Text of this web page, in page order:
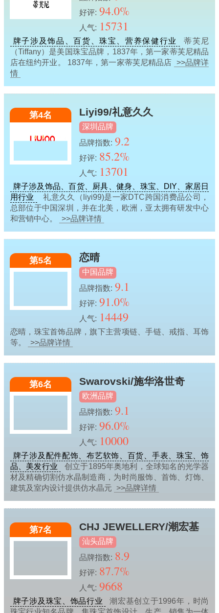
好评: 94.0%
人气: 15731
牌子涉及饰品、百货、珠宝、营养保健行业
蒂芙尼
（Tiffany）是美国珠宝品牌，1837年，第一家蒂芙尼精品
店在纽约开业。 1837年，第一家蒂芙尼精品店 >>品牌详
情
第4名 Liyi99/礼意久久
深圳品牌
品牌指数: 9.2
好评: 85.2%
人气: 13701
牌子涉及饰品、百货、厨具、健身、珠宝、DIY、家居日
用行业
礼意久久（liyi99)是一家DTC跨国消费品公司，
总部位于中国深圳，并在北美，欧洲，亚太拥有研发中心
和营销中心。
>>品牌详情
第5名 恋晴
中国品牌
品牌指数: 9.1
好评: 91.0%
人气: 14449
恋晴，珠宝首饰品牌，旗下主营项链、手链、戒指、耳饰
等。
>>品牌详情
第6名 Swarovski/施华洛世奇
欧洲品牌
品牌指数: 9.1
好评: 96.0%
人气: 10000
牌子涉及配件配饰、布艺软饰、百货、手表、珠宝、饰
品、美发行业
创立于1895年奥地利，全球知名的光学器
材及精确切割仿水晶制造商，为时尚服饰、首饰、灯饰、
建筑及室内设计提供仿水晶元 >>品牌详情
第7名 CHJ JEWELLERY/潮宏基
汕头品牌
品牌指数: 8.9
好评: 87.7%
人气: 9668
牌子涉及珠宝、饰品行业
潮宏基创立于1996年，时尚